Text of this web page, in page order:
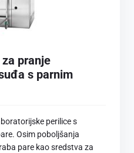
pranje
s parnim
perilice s
Osim poboljšanja
pare kao sredstva za